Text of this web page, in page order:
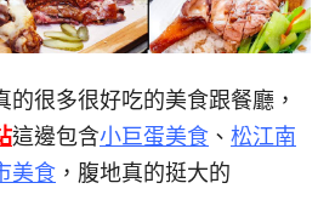
的很多很好吃的美食跟餐廳，
這邊包含小巨蛋美食 、 松江南
美食 ，腹地真的挺大的